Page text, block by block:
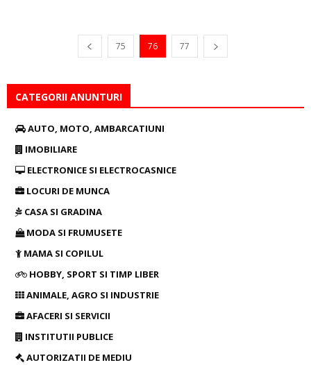
75 76 77
CATEGORII ANUNTURI
AUTO, MOTO, AMBARCATIUNI
IMOBILIARE
ELECTRONICE SI ELECTROCASNICE
LOCURI DE MUNCA
CASA SI GRADINA
MODA SI FRUMUSETE
MAMA SI COPILUL
HOBBY, SPORT SI TIMP LIBER
ANIMALE, AGRO SI INDUSTRIE
AFACERI SI SERVICII
INSTITUTII PUBLICE
AUTORIZATII DE MEDIU